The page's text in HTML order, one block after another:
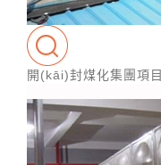
開(kāi)封煤化集團項目